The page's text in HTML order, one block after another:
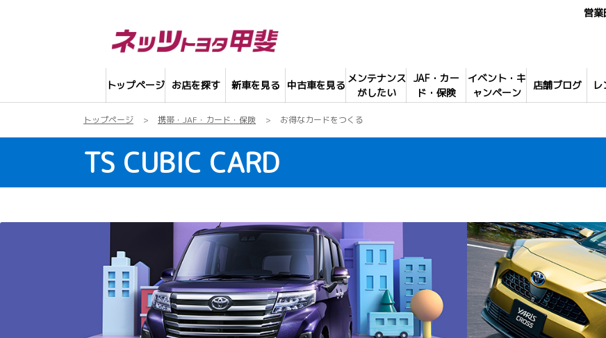
トップページ お店を探す 新車を見る 中古車を見る
メンテナンス
がしたい
JAF・カー
ド・保険
イベント・キ
ャンペーン
店舗ブログ レ
営
トップページ 携帯・JAF・カード・保険 お得なカードをつくる
TS CUBIC CARD